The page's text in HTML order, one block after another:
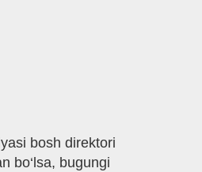
bosh direktori
bo‘lsa, bugungi